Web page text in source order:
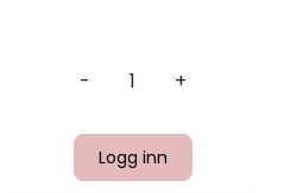
- +
Logg inn